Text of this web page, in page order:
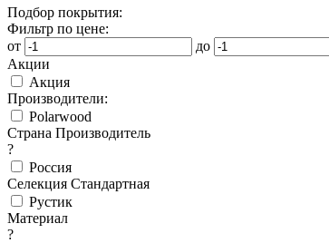
Подбор покрытия:
Фильтр по цене:
от
до
Акции
Акция
Производители:
Polarwood
Страна Производитель
?
Россия
Селекция Стандартная
Рустик
Материал
?